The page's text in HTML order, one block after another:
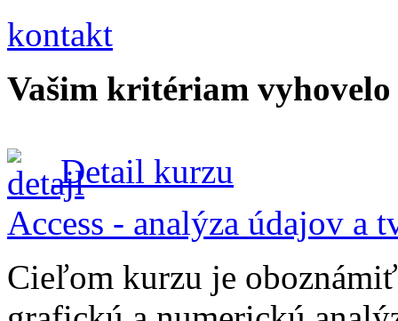
kontakt
Vašim kritériam
Detail kurzu
Access - analýza údajov a
Cieľom kurzu je